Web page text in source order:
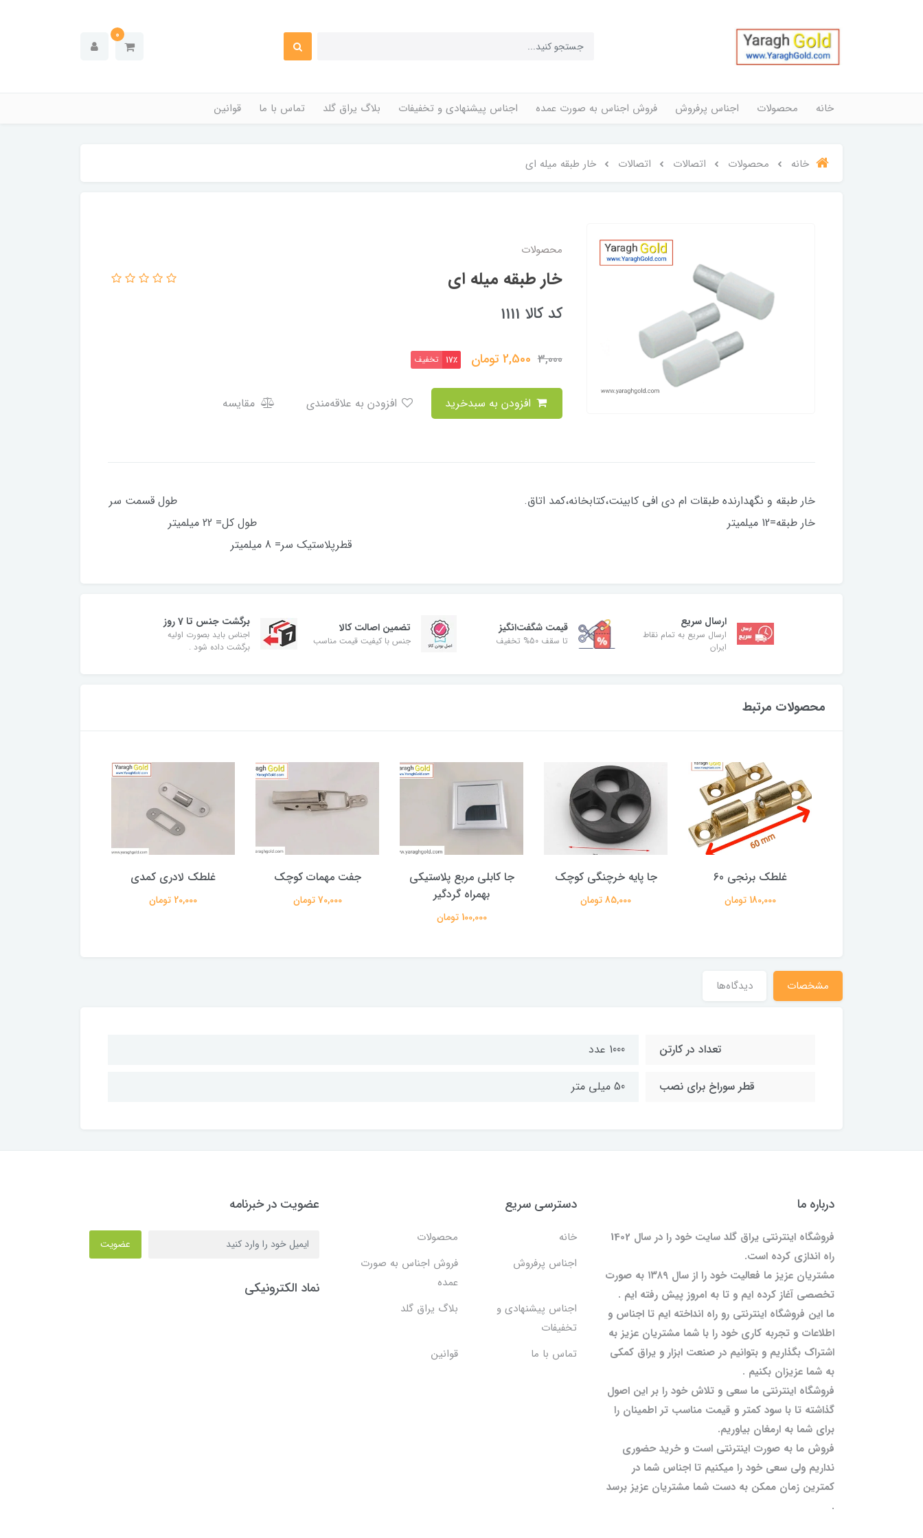
0
خانه محصولات اجناس پرفروش فروش اجناس به صورت عمده اجناس پیشنهادی و تخفیفات بلاگ یراق گلد تماس با ما قوانین
خانه محصولات اتصالات اتصالات خار طبقه میله ای
محصولات
خار طبقه میله ای
کد کالا 1111
3,000
2,500تومان 17٪ تخفیف
مقایسه
خار طبقه و نگهدارنده طبقات ام دی افی کابینت،کتابخانه،کمد اتاق. طول قسمت سر
خار طبقه=12 میلمیتر طول کل= 22 میلمیتر
قطرپلاستیک سر= 8 میلمیتر
ارسال سریع
ارسال سریع به تمام نقاط
ایران
قیمت شگفت‌انگیز
تا سقف 50% تخفیف
تضمین اصالت کالا
جنس با کیفیت قیمت مناسب
برگشت جنس تا 7 روز
اجناس باید بصورت اولیه
برگشت داده شود .
محصولات مرتبط
غلطک برنجی 60
180,000 تومان
جا پایه خرچنگی کوچک
85,000 تومان
جا کابلی مربع پلاستیکی
بهمراه گردگیر
100,000 تومان
جفت مهمات کوچک
70,000 تومان
غلطک لادری کمدی
20,000 تومان
مشخصات دیدگاه‌ها
تعداد در کارتن 1000 عدد
قطر سوراخ برای نصب 50 میلی متر
درباره ما
فروشگاه اینترنتی یراق گلد سایت خود را در سال 1402
راه اندازی کرده است.
مشتریان عزیز ما فعالیت خود را از سال ۱۳۸۹ به صورت
تخصصی آغاز کرده ایم و تا به امروز پیش رفته ایم .
ما این فروشگاه اینترنتی رو راه انداخته ایم تا اجناس و
اطلاعات و تجربه کاری خود را با شما مشتریان عزیز به
اشتراک بگذاریم و بتوانیم در صنعت ابزار و یراق کمکی
به شما عزیزان بکنیم .
فروشگاه اینترنتی ما سعی و تلاش خود را بر این اصول
گذاشته تا با سود کمتر و قیمت مناسب تر اطمینان را
برای شما به ارمغان بیاوریم.
فروش ما به صورت اینترنتی است و خرید حضوری
نداریم ولی سعی خود را میکنیم تا اجناس شما در
کمترین زمان ممکن به دست شما مشتریان عزیز برسد
.
دسترسی سریع
خانه
محصولات
اجناس پرفروش
فروش اجناس به صورت
عمده
اجناس پیشنهادی و
تخفیفات
بلاگ یراق گلد
تماس با ما قوانین
عضویت در خبرنامه
عضویت
نماد الکترونیکی